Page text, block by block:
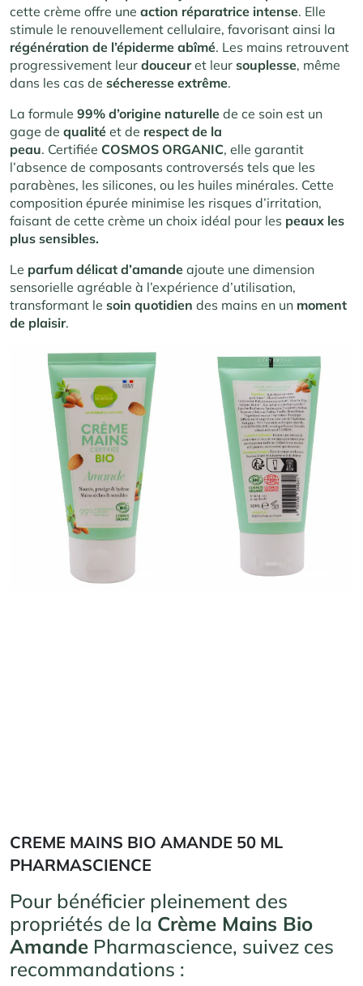
cette crème offre une action réparatrice intense. Elle
stimule le renouvellement cellulaire, favorisant ainsi la
régénération de l’épiderme abîmé. Les mains retrouvent
progressivement leur douceuret leur souplesse, même
dans les cas de sécheresse extrême.
La formule 99% d’origine naturelle de ce soin est un
gage de qualité et de respect de la
peau. Certifiée COSMOS ORGANIC, elle garantit
l’absence de composants controversés tels que les
parabènes, les silicones, ou les huiles minérales. Cette
composition épurée minimise les risques d’irritation,
faisant de cette crème un choix idéal pour les peaux les
plus sensibles.
Le parfum délicat d’amande ajoute une dimension
sensorielle agréable à l’expérience d’utilisation,
transformant le soin quotidien des mains en un moment
de plaisir.
CREME MAINS BIO AMANDE 50 ML
PHARMASCIENCE
Pour bénéficier pleinement des
propriétés de la Crème Mains Bio
Amande Pharmascience, suivez ces
recommandations :